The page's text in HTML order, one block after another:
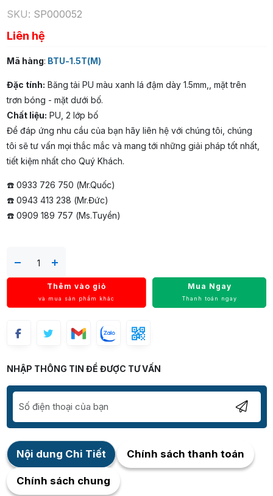
SKU: SP000052
Liên hệ
Mã hàng: BTU-1.5T(M)
Đặc tính: Băng tải PU màu xanh lá đậm dày 1.5mm,, mặt trên
trơn bóng - mặt dưới bố.
Chất liệu: PU, 2 lớp bố
Để đáp ứng nhu cầu của bạn hãy liên hệ với chúng tôi, chúng
tôi sẽ tư vấn mọi thắc mắc và mang tới những giải pháp tốt nhất,
tiết kiệm nhất cho Quý Khách.
☎️ 0933 726 750 (Mr.Quốc)
☎️ 0943 413 238 (Mr.Đức)
☎️ 0909 189 757 (Ms.Tuyền)
Thêm vào giỏ
và mua sản phẩm khác
Mua Ngay
Thanh toán ngay
NHẬP THÔNG TIN ĐỂ ĐƯỢC TƯ VẤN
Nội dung Chi Tiết Chính sách thanh toán
Chính sách chung